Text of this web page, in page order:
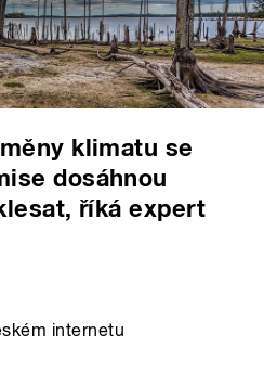
klimatu se
dosáhnou
říká expert
internetu